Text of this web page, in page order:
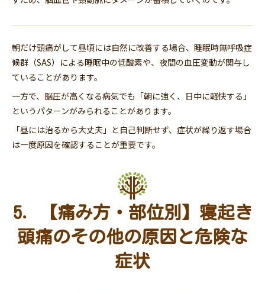
朝だけ頭痛がして昼頃には自然に改善する場合、睡眠時無呼吸症
候群（SAS）による睡眠中の低酸素や、夜間の血圧変動が関与し
ていることがあります。
一方で、脳圧が高くなる病気でも「朝に強く、日中に軽快する」
というパターンがみられることがあります。
「昼には治るから大丈夫」と自己判断せず、症状が繰り返す場合
は一度原因を確認することが重要です。
5. 【痛み方・部位別】寝起き
頭痛のその他の原因と危険な
症状